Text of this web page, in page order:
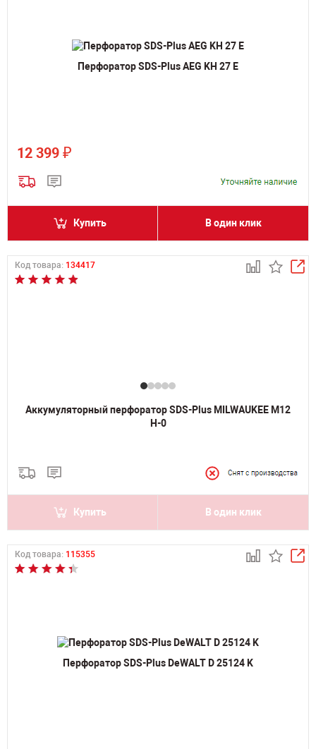
Перфоратор SDS-Plus AEG KH 27 E
12 399 ₽
Купить В один клик
Код товара: 134417
Аккумуляторный перфоратор SDS-Plus MILWAUKEE M12
H-0
Купить В один клик
Код товара: 115355
Перфоратор SDS-Plus DeWALT D 25124 K